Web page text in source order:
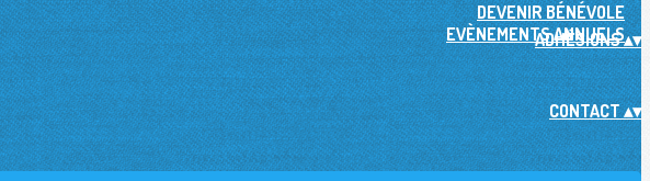
DEVENIR BÉNÉVOLE
EVÈNEMENTS ANNUELS
ADHÉSIONS▴▾
CONTACT▴▾